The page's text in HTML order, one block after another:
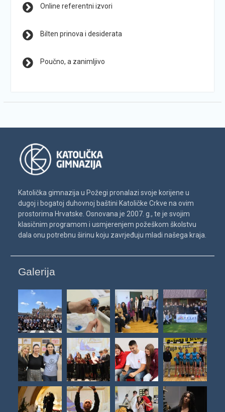
Online referentni izvori
Bilten prinova i desiderata
Poučno, a zanimljivo
Katolička gimnazija u Požegi pronalazi svoje korijene u
dugoj i bogatoj duhovnoj baštini Katoličke Crkve na ovim
prostorima Hrvatske. Osnovana je 2007. g., te je svojim
klasičnim programom i usmjerenjem požeškom školstvu
dala onu potrebnu širinu koju zavrjeđuju mladi našega kraja.
Galerija